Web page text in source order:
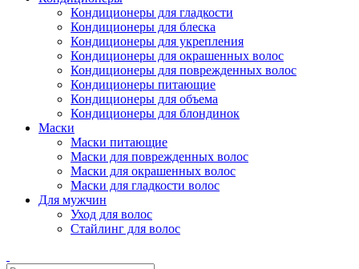
Кондиционеры для гладкости
Кондиционеры для блеска
Кондиционеры для укрепления
Кондиционеры для окрашенных волос
Кондиционеры для поврежденных волос
Кондиционеры питающие
Кондиционеры для объема
Кондиционеры для блондинок
Маски
Маски питающие
Маски для поврежденных волос
Маски для окрашенных волос
Маски для гладкости волос
Для мужчин
Уход для волос
Стайлинг для волос